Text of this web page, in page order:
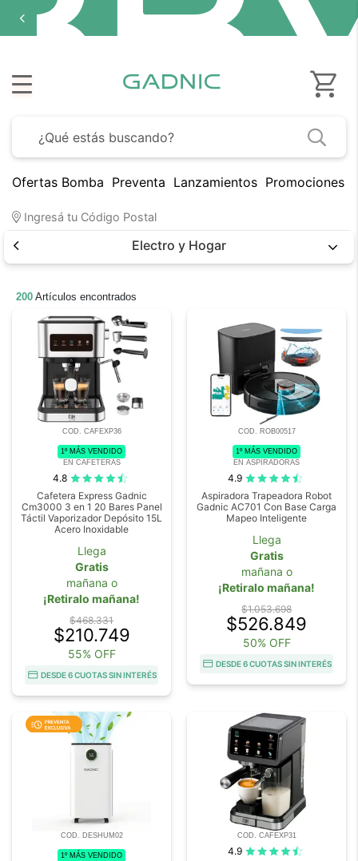
interés
Ofertas Bomba Preventa Lanzamientos Promociones
Ingresá tu Código Postal
Electro y Hogar
200 Artículos encontrados
COD. CAFEXP36
1º MÁS VENDIDO
EN CAFETERAS
4.8
Cafetera Express Gadnic
Cm3000 3 en 1 20 Bares Panel
Táctil Vaporizador Depósito 15L
Acero Inoxidable
Llega
Gratis
mañana o
¡Retiralo mañana!
$468.331
$210.749
55% OFF
DESDE 6 CUOTAS SIN INTERÉS
COD. ROB00517
1º MÁS VENDIDO
EN ASPIRADORAS
4.9
Aspiradora Trapeadora Robot
Gadnic AC701 Con Base Carga
Mapeo Inteligente
Llega
Gratis
mañana o
¡Retiralo mañana!
$1.053.698
$526.849
50% OFF
DESDE 6 CUOTAS SIN INTERÉS
COD. DESHUM02
1º MÁS VENDIDO
COD. CAFEXP31
4.9